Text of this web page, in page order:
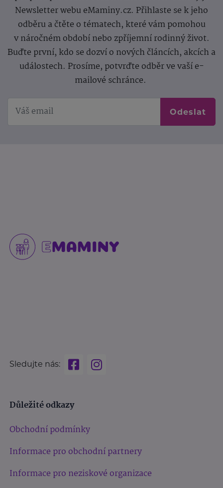
Newsletter webu eMaminy.cz. Přihlaste se k jeho
odběru a čtěte o tématech, které vám pomohou
v náročném období nebo zpříjemní rodinný život.
Buďte první, kdo se dozví o nových článcích, akcích a
událostech. Prosíme, potvrďte odběr ve vaší e-
mailové schránce.
Odeslat
Sledujte nás:
Důležité odkazy
Obchodní podmínky
Informace pro obchodní partnery
Informace pro neziskové organizace